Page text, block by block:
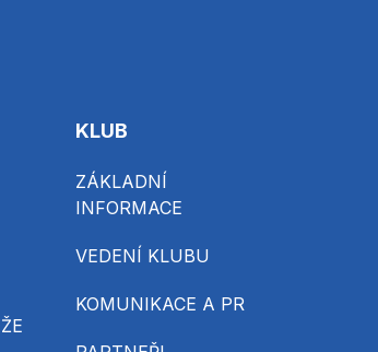
KLUB
ZÁKLADNÍ
INFORMACE
VEDENÍ KLUBU
KOMUNIKACE A PR